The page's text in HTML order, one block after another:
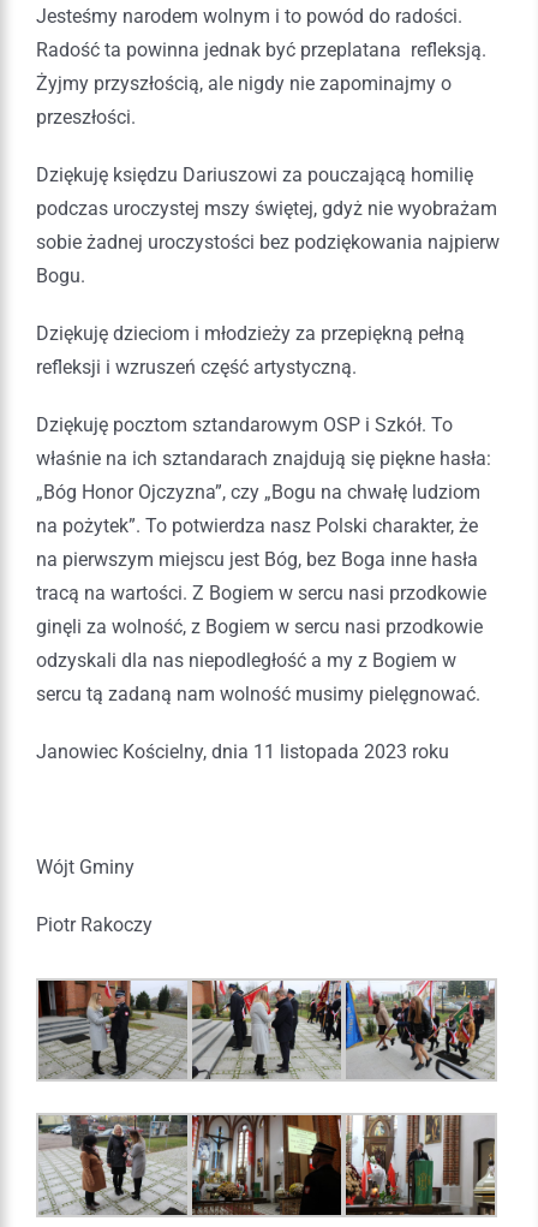
Jesteśmy narodem wolnym i to powód do radości.
Radość ta powinna jednak być przeplatana refleksją.
Żyjmy przyszłością, ale nigdy nie zapominajmy o
przeszłości.
Dziękuję księdzu Dariuszowi za pouczającą homilię
podczas uroczystej mszy świętej, gdyż nie wyobrażam
sobie żadnej uroczystości bez podziękowania najpierw
Bogu.
Dziękuję dzieciom i młodzieży za przepiękną pełną
refleksji i wzruszeń część artystyczną.
Dziękuję pocztom sztandarowym OSP i Szkół. To
właśnie na ich sztandarach znajdują się piękne hasła:
„Bóg Honor Ojczyzna”, czy „Bogu na chwałę ludziom
na pożytek”. To potwierdza nasz Polski charakter, że
na pierwszym miejscu jest Bóg, bez Boga inne hasła
tracą na wartości. Z Bogiem w sercu nasi przodkowie
ginęli za wolność, z Bogiem w sercu nasi przodkowie
odzyskali dla nas niepodległość a my z Bogiem w
sercu tą zadaną nam wolność musimy pielęgnować.
Janowiec Kościelny, dnia 11 listopada 2023 roku
Wójt Gminy
Piotr Rakoczy